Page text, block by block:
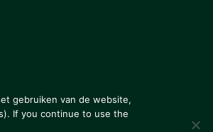
gebruiken van de website,
If you continue to use the